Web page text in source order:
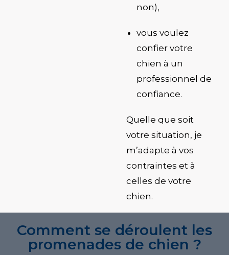
non),
vous voulez
confier votre
chien à un
professionnel de
confiance.
Quelle que soit
votre situation, je
m’adapte à vos
contraintes et à
celles de votre
chien.
Comment se déroulent les
promenades de chien ?